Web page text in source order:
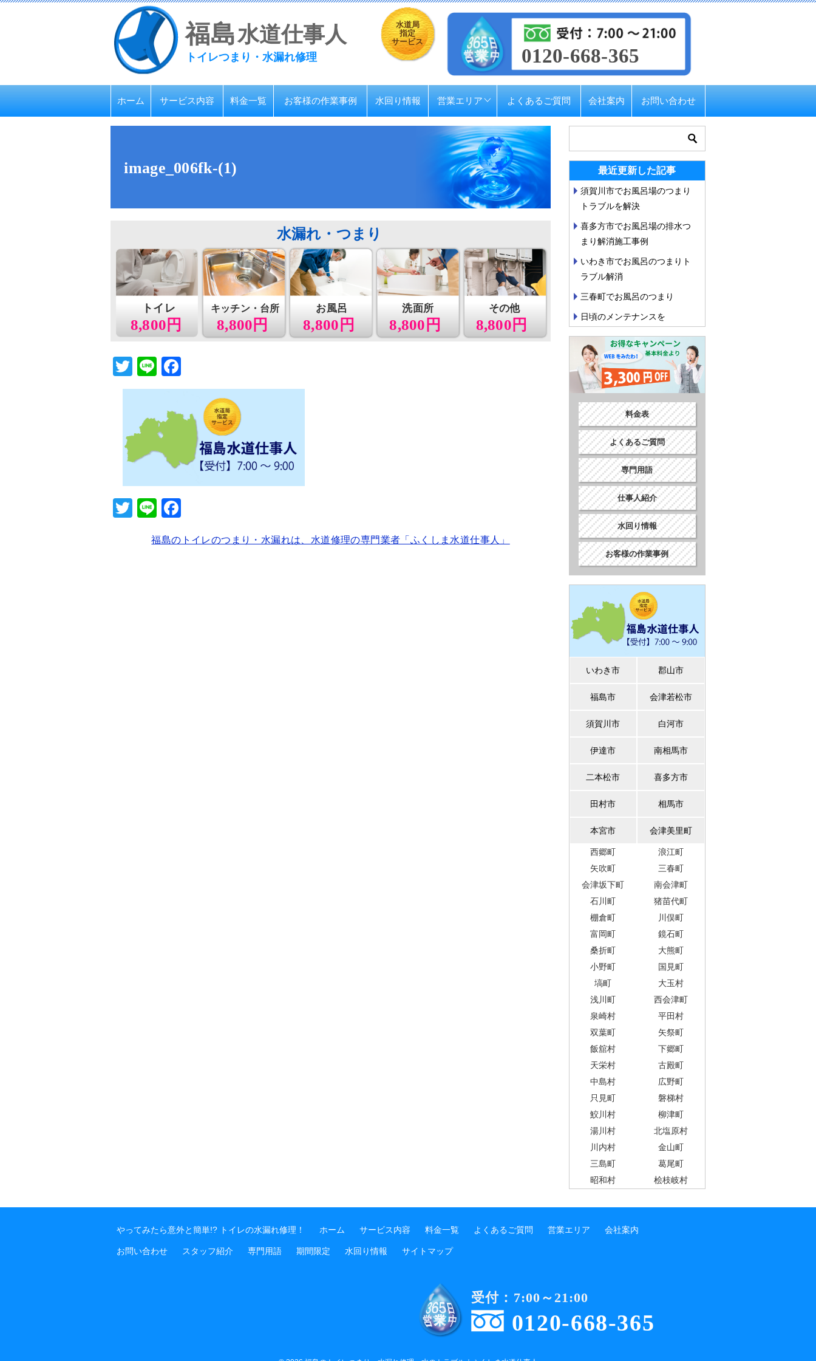
福島水道仕事人
トイレつまり・水漏れ修理
水道局
指定
サービス
0120-668-365
ホーム サービス内容 料金一覧 お客様の作業事例 水回り情報 営業エリア よくあるご質問 会社案内 お問い合わせ
image_006fk-(1)
8,800円
トイレ
8,800円
キッチン・台所 お風呂
8,800円
洗面所
8,800円
その他
8,800円
水漏れ・つまり
T
wi
er
Li
n
e
a
e
o
o
T
Li
e c
福島のトイレのつまり・水漏れは、水道修理の専門業者「ふくしま水道仕事人」
最近更新した記事
須賀川市でお風呂場のつまり
トラブルを解決
喜多方市でお風呂場の排水つ
まり解消施工事例
いわき市でお風呂のつまりト
ラブル解消
三春町でお風呂のつまり
日頃のメンテナンスを
料金表
よくあるご質問
専門用語
仕事人紹介
水回り情報
お客様の作業事例
いわき市 郡山市
福島市 会津若松市
須賀川市 白河市
伊達市 南相馬市
二本松市 喜多方市
田村市 相馬市
本宮市 会津美里町
西郷町
浪江町
矢吹町
三春町
会津坂下町
南会津町
石川町
猪苗代町
棚倉町
川俣町
富岡町
鏡石町
桑折町
大熊町
小野町
国見町
塙町
大玉村
浅川町
西会津町
泉崎村
平田村
双葉町
矢祭町
飯舘村
下郷町
天栄村
古殿町
中島村
広野町
只見町
磐梯村
鮫川村
柳津町
湯川村
北塩原村
川内村
金山町
三島町
葛尾町
昭和村
桧枝岐村
やってみたら意外と簡単!? トイレの水漏れ修理！ ホーム サービス内容 料金一覧 よくあるご質問 営業エリア 会社案内
お問い合わせ スタッフ紹介 専門用語 期間限定 水回り情報 サイトマップ
0120-668-365
受付：7:00～21:00